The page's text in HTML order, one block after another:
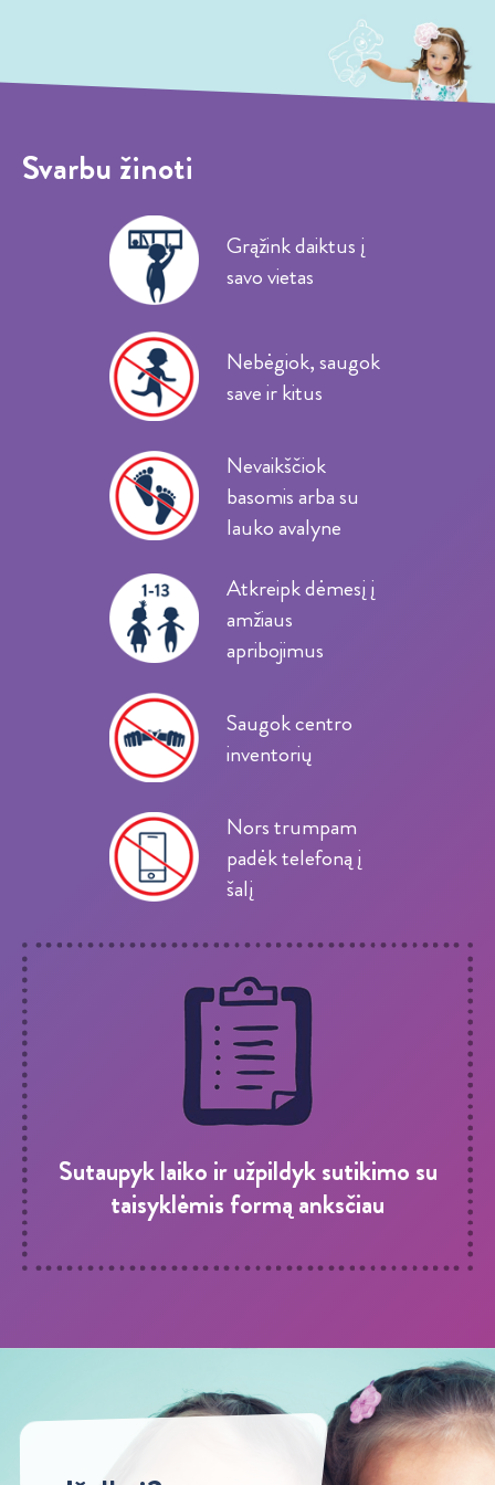
Svarbu žinoti
Grąžink daiktus į
savo vietas
Nebėgiok, saugok
save ir kitus
Nevaikščiok
basomis arba su
lauko avalyne
Atkreipk dėmesį į
amžiaus
apribojimus
Saugok centro
inventorių
Nors trumpam
padėk telefoną į
šalį
Sutaupyk laiko ir užpildyk sutikimo su
taisyklėmis formą anksčiau